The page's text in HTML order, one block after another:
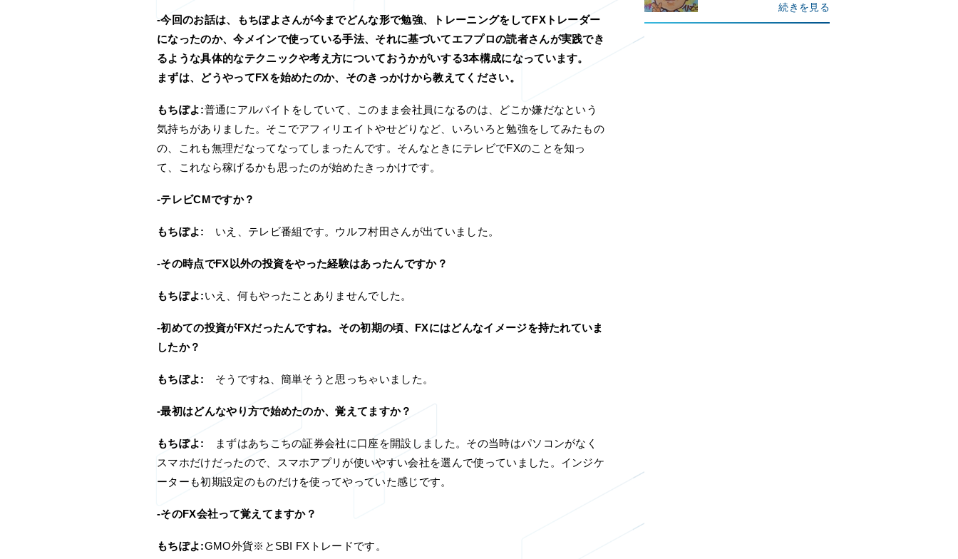
-今回のお話は、もちぽよさんが今までどんな形で勉強、トレーニングをしてFXトレーダー
になったのか、今メインで使っている手法、それに基づいてエフプロの読者さんが実践でき
るような具体的なテクニックや考え方についておうかがいする3本構成になっています。
まずは、どうやってFXを始めたのか、そのきっかけから教えてください。
もちぽよ:普通にアルバイトをしていて、このまま会社員になるのは、どこか嫌だなという
気持ちがありました。そこでアフィリエイトやせどりなど、いろいろと勉強をしてみたもの
の、これも無理だなってなってしまったんです。そんなときにテレビでFXのことを知っ
て、これなら稼げるかも思ったのが始めたきっかけです。
-テレビCMですか？
もちぽよ: いえ、テレビ番組です。ウルフ村田さんが出ていました。
-その時点でFX以外の投資をやった経験はあったんですか？
もちぽよ:いえ、何もやったことありませんでした。
-初めての投資がFXだったんですね。その初期の頃、FXにはどんなイメージを持たれていま
したか？
もちぽよ: そうですね、簡単そうと思っちゃいました。
-最初はどんなやり方で始めたのか、覚えてますか？
もちぽよ:
まずはあちこちの証券会社に口座を開設しました。その当時はパソコンがなく
スマホだけだったので、スマホアプリが使いやすい会社を選んで使っていました。インジケ
ーターも初期設定のものだけを使ってやっていた感じです。
-そのFX会社って覚えてますか？
もちぽよ:GMO外貨※とSBI FXトレードです。
続きを見る